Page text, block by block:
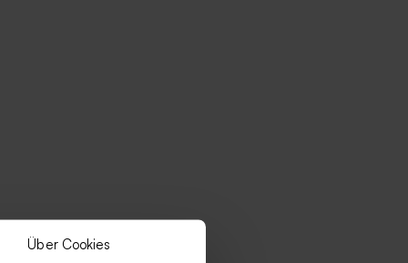
Über Cookies